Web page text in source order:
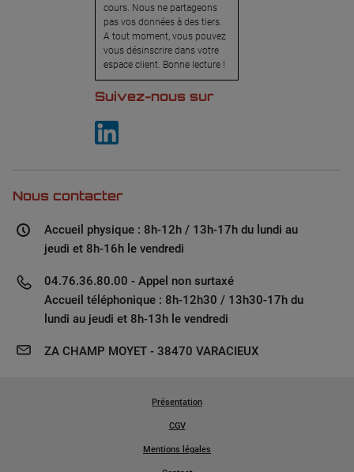
cours. Nous ne partageons
pas vos données à des tiers.
A tout moment, vous pouvez
vous désinscrire dans votre
espace client. Bonne lecture !
Suivez-nous sur
Nous contacter
Accueil physique : 8h-12h / 13h-17h du lundi au
jeudi et 8h-16h le vendredi
04.76.36.80.00 - Appel non surtaxé
Accueil téléphonique : 8h-12h30 / 13h30-17h du
lundi au jeudi et 8h-13h le vendredi
ZA CHAMP MOYET - 38470 VARACIEUX
Présentation
CGV
Mentions légales